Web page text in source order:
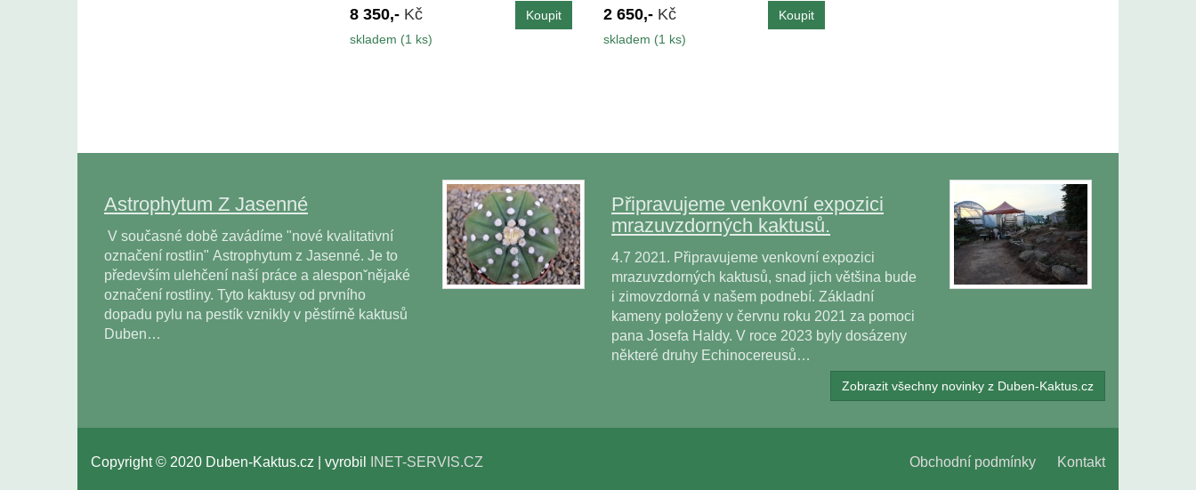
8 350,- Kč
skladem (1 ks)
2 650,- Kč
skladem (1 ks)
Astrophytum Z Jasenné
V současné době zavádíme "nové kvalitativní
označení rostlin" Astrophytum z Jasenné. Je to
především ulehčení naší práce a alesponˇnějaké
označení rostliny. Tyto kaktusy od prvního
dopadu pylu na pestík vznikly v pěstírně kaktusů
Duben…
Připravujeme venkovní expozici
mrazuvzdorných kaktusů.
4.7 2021. Připravujeme venkovní expozici
mrazuvzdorných kaktusů, snad jich většina bude
i zimovzdorná v našem podnebí. Základní
kameny položeny v červnu roku 2021 za pomoci
pana Josefa Haldy. V roce 2023 byly dosázeny
některé druhy Echinocereusů…
Zobrazit všechny novinky z Duben-Kaktus.cz
Obchodní podmínky Kontakt
Copyright © 2020 Duben-Kaktus.cz | vyrobil INET-SERVIS.CZ